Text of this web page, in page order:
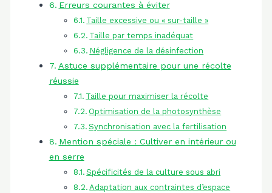
Erreurs courantes à éviter
Taille excessive ou « sur-taille »
Taille par temps inadéquat
Négligence de la désinfection
Astuce supplémentaire pour une récolte
réussie
Taille pour maximiser la récolte
Optimisation de la photosynthèse
Synchronisation avec la fertilisation
Mention spéciale : Cultiver en intérieur ou
en serre
Spécificités de la culture sous abri
Adaptation aux contraintes d’espace